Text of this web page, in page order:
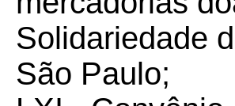
Solidariedade
São Paulo;